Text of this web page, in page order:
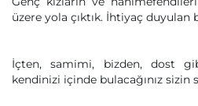
üzere yola çıktık. İhtiyaç duyulan
İçten, samimi, bizden, dost
kendinizi içinde bulacağınız sizin